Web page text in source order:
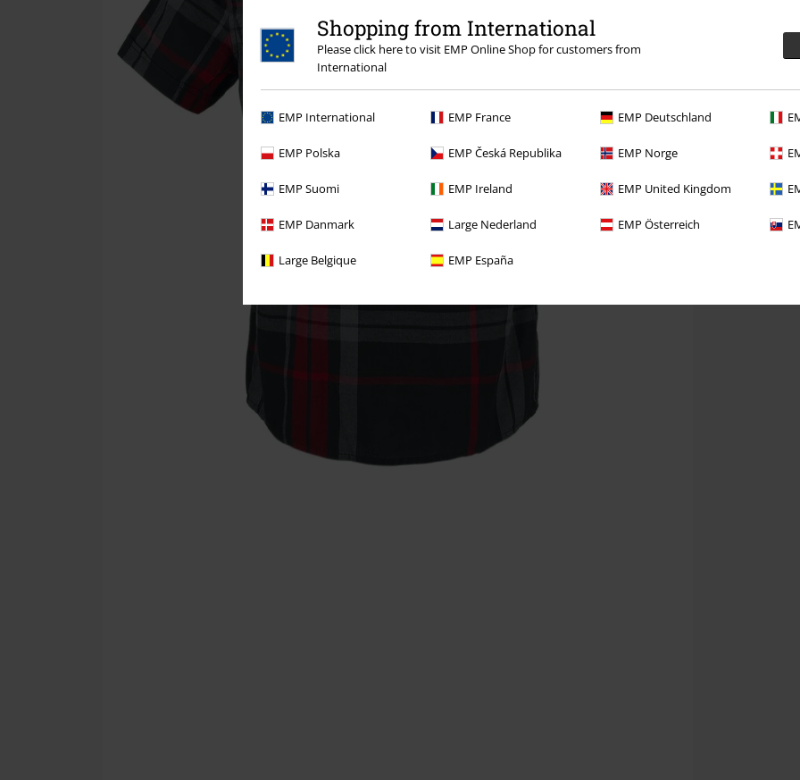
Shopping from International
Please click here to visit EMP Online Shop for customers from
International
EMP International EMP France EMP Deutschland
EMP Polska EMP Česká Republika EMP Norge
EMP Suomi EMP Ireland EMP United Kingdom
EMP Danmark Large Nederland EMP Österreich
Large Belgique EMP España